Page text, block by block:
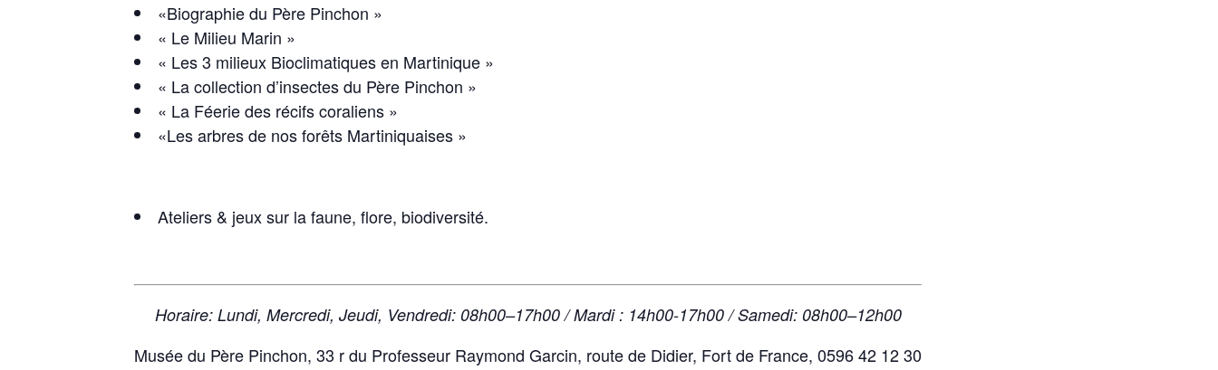
«Biographie du Père Pinchon »
« Le Milieu Marin »
« Les 3 milieux Bioclimatiques en Martinique »
« La collection d’insectes du Père Pinchon »
« La Féerie des récifs coraliens »
«Les arbres de nos forêts Martiniquaises »
Ateliers & jeux sur la faune, flore, biodiversité.
Horaire: Lundi, Mercredi, Jeudi, Vendredi: 08h00–17h00 / Mardi : 14h00-17h00 / Samedi: 08h00–12h00
Musée du Père Pinchon, 33 r du Professeur Raymond Garcin, route de Didier, Fort de France, 0596 42 12 30